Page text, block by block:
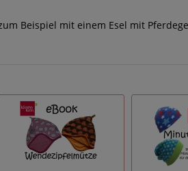
Beispiel mit einem Esel mit